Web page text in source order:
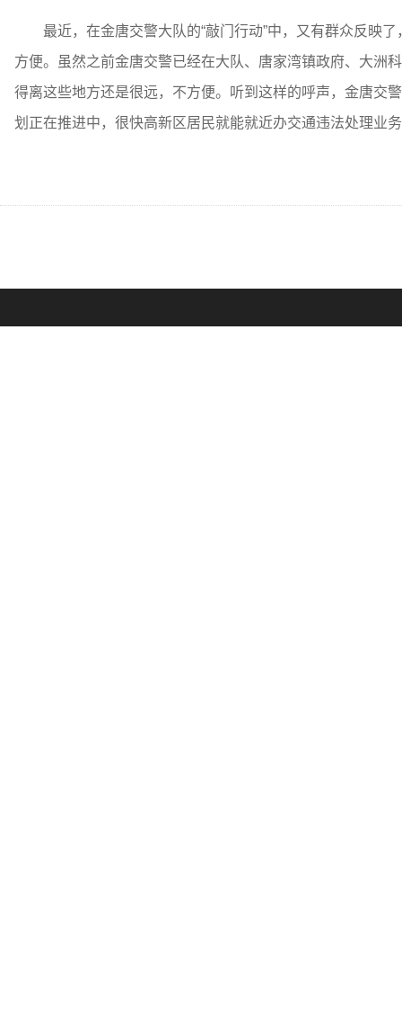
最近，在金唐交警大队的“敲门行动”中，又有群众反映了
方便。虽然之前金唐交警已经在大队、唐家湾镇政府、大洲
得离这些地方还是很远，不方便。听到这样的呼声，金唐交
划正在推进中，很快高新区居民就能就近办交通违法处理业